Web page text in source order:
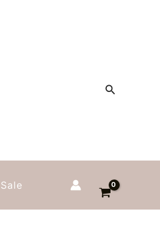
Zoeken
Sale